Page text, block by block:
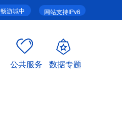
网站支持IPv6
畅游城中
公共服务 数据专题